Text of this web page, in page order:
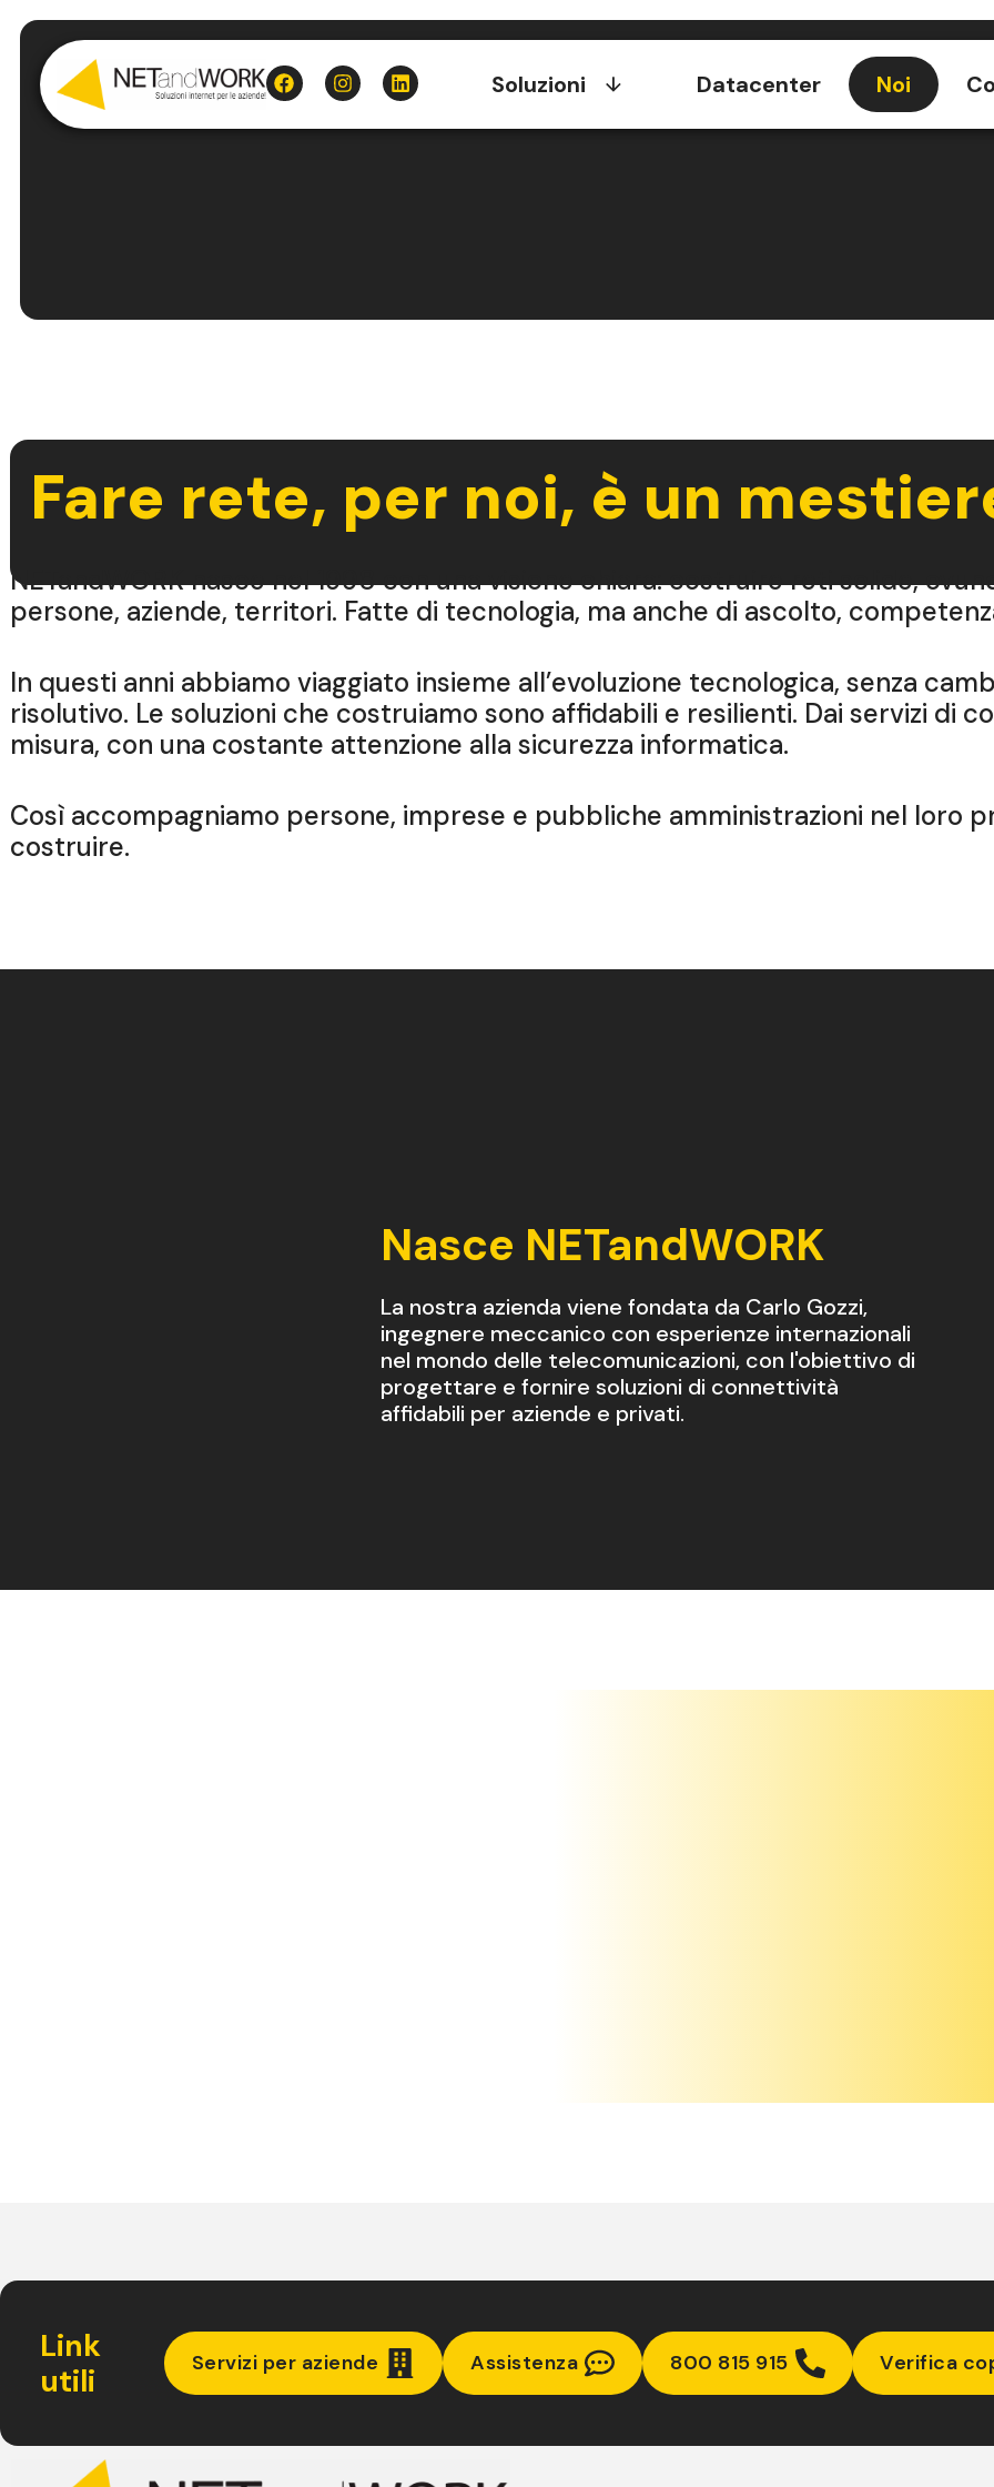
Soluzioni Datacenter Noi
Fare rete, per noi, è un
NETandWORK nasce nel 1998 con una visione chiara: costruire reti solide,
persone, aziende, territori. Fatte di tecnologia, ma anche di ascolto,
In questi anni abbiamo viaggiato insieme all’evoluzione tecnologica, senza
risolutivo. Le soluzioni che costruiamo sono affidabili e resilienti. Dai servizi di
misura, con una costante attenzione alla sicurezza informatica.
Così accompagniamo persone, imprese e pubbliche amministrazioni nel loro
costruire.
Nasce NETandWORK
La nostra azienda viene fondata da Carlo Gozzi,
ingegnere meccanico con esperienze internazionali
nel mondo delle telecomunicazioni, con l'obiettivo di
progettare e fornire soluzioni di connettività
affidabili per aziende e privati.
Link
utili
Servizi per aziende Assistenza 800 815 915 Verifica